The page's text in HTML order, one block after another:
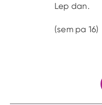
Lep dan.
(sem pa 16)